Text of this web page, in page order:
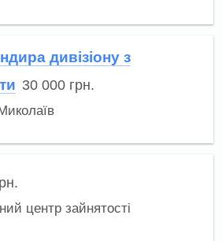
дивізіону з
30 000 грн.
центр зайнятості